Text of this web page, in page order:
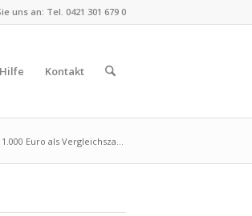
uns an: Tel. 0421 301 679 0
Hilfe Kontakt
Euro als Vergleichsza...